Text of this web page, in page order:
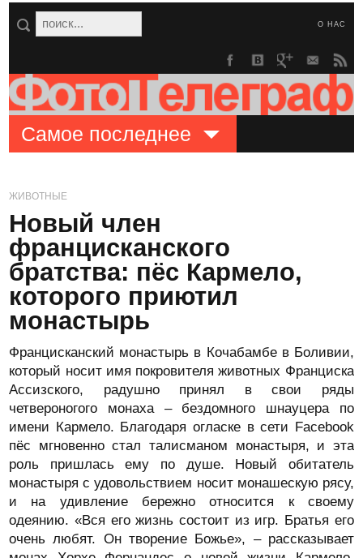
О НАС
Самое последнее
ЖИВОТНЫЕ
Новый член
францисканского
братства: пёс Кармело,
которого приютил
монастырь
Францисканский монастырь в Кочабамбе в Боливии,
который носит имя покровителя животных Франциска
Ассизского, радушно принял в свои ряды
четвероногого монаха – бездомного шнауцера по
имени Кармело. Благодаря огласке в сети Facebook
пёс мгновенно стал талисманом монастыря, и эта
роль пришлась ему по душе. Новый обитатель
монастыря с удовольствием носит монашескую рясу,
и на удивление бережно относится к своему
одеянию. «Вся его жизнь состоит из игр. Братья его
очень любят. Он творение Божье», – рассказывает